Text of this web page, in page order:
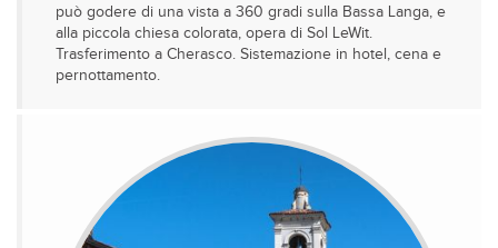
può godere di una vista a 360 gradi sulla Bassa Langa, e
alla piccola chiesa colorata, opera di Sol LeWit.
Trasferimento a Cherasco. Sistemazione in hotel, cena e
pernottamento.